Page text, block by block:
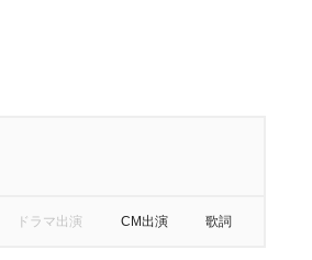
ドラマ出演 CM出演 歌詞